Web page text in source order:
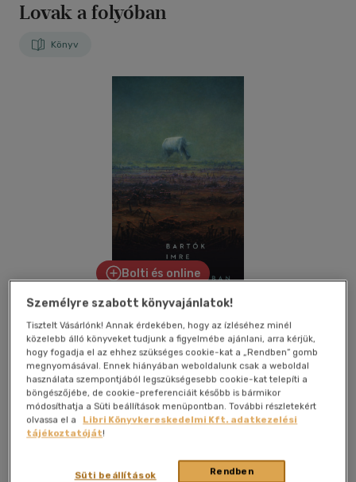
Lovak a folyóban
Könyv
Bolti és online
Kívánságlistához adom Megosztom
Jelenkor Kiadó|2022|magyar nyelvű| füles, kartonált|
393 oldal
A Lovak a folyóban elbeszélője megírta fő művét, de a várva
várt siker elmaradt, és még a házassága is zátonyra futott.
Személyre szabott könyvajánlatok!
Tisztelt Vásárlónk! Annak érdekében, hogy az ízléséhez minél
közelebb álló könyveket tudjunk a figyelmébe ajánlani, arra kérjük,
hogy fogadja el az ehhez szükséges cookie-kat a „Rendben” gomb
megnyomásával. Ennek hiányában weboldalunk csak a weboldal
használata szempontjából legszükségesebb cookie-kat telepíti a
böngészőjébe, de cookie-preferenciáit később is bármikor
módosíthatja a Süti beállítások menüpontban. További részletekért
olvassa el a
Libri Könyvkereskedelmi Kft. adatkezelési
tájékoztatóját!
Rendben
Süti beállítások